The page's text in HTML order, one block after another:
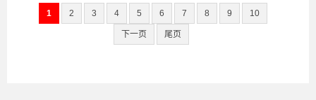
1 2 3 4 5 6 7 8 9 10
下一页 尾页